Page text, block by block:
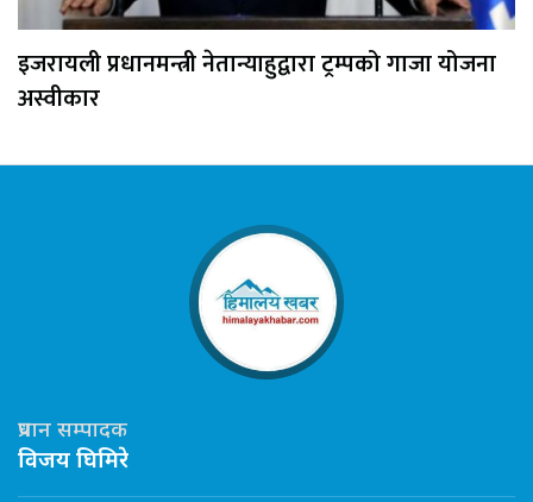
इजरायली प्रधानमन्त्री नेतान्याहुद्वारा ट्रम्पको गाजा योजना
अस्वीकार
प्रधान सम्पादक
विजय घिमिरे